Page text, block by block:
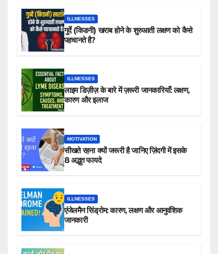
ILLNESSES
गुर्दे (किडनी) खराब होने के शुरुआती लक्षण को कैसे
पहचानते है?
ILLNESSES
लाइम डिज़ीज़ के बारे में ज़रूरी जानकारियाँ: लक्षण,
कारण और इलाज
MOTIVATION
सीखते रहना क्यों जरूरी है जानिए ज़िंदगी में इसके
8 अद्भुत फायदे
ILLNESSES
एंजेलमैन सिंड्रोम: कारण, लक्षण और आनुवंशिक
जानकारी